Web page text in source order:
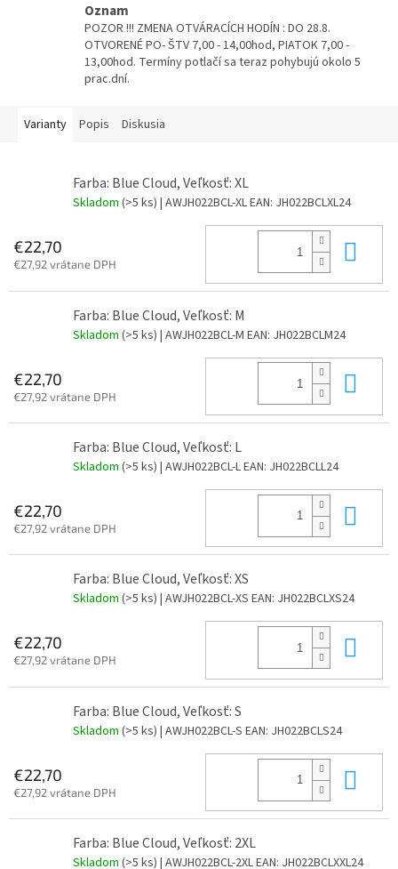
Oznam
POZOR !!! ZMENA OTVÁRACÍCH HODÍN : DO 28.8.
OTVORENÉ PO- ŠTV 7,00 - 14,00hod, PIATOK 7,00 -
13,00hod. Termíny potlačí sa teraz pohybujú okolo 5
prac.dní.
Varianty Popis Diskusia
Farba: Blue Cloud, Veľkosť: XL
Skladom (>5 ks) | AWJH022BCL-XLEAN: JH022BCLXL24
€22,70
€27,92 vrátane DPH
Farba: Blue Cloud, Veľkosť: M
Skladom (>5 ks) | AWJH022BCL-M EAN: JH022BCLM24
€22,70
€27,92 vrátane DPH
Farba: Blue Cloud, Veľkosť: L
Skladom (>5 ks) | AWJH022BCL-LEAN: JH022BCLL24
€22,70
€27,92 vrátane DPH
Farba: Blue Cloud, Veľkosť: XS
Skladom (>5 ks) | AWJH022BCL-XS EAN: JH022BCLXS24
€22,70
€27,92 vrátane DPH
Farba: Blue Cloud, Veľkosť: S
Skladom (>5 ks) | AWJH022BCL-S EAN: JH022BCLS24
€22,70
€27,92 vrátane DPH
Farba: Blue Cloud, Veľkosť: 2XL
Skladom (>5 ks) | AWJH022BCL-2XLEAN: JH022BCLXXL24